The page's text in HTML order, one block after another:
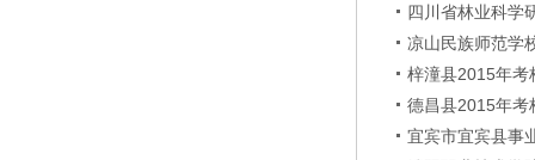
四川省林业科学
凉山民族师范学
梓潼县2015年考
德昌县2015年考
宜宾市宜宾县事